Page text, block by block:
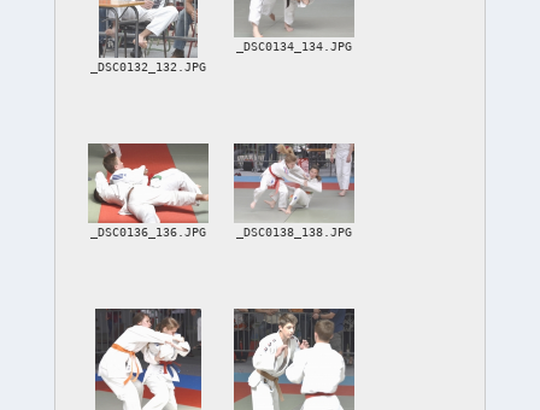
_DSC0132_132.JPG
_DSC0134_134.JPG
_DSC0136_136.JPG _DSC0138_138.JPG